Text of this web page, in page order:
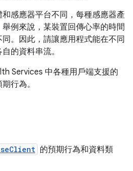
感應器平台不同，每種感應器產
例來說，某裝置回傳心率的時間
。因此，請讓應用程式能在不同
的資料串流。
Services 中各種用戶端支援的
行為。
的預期行為和資料類